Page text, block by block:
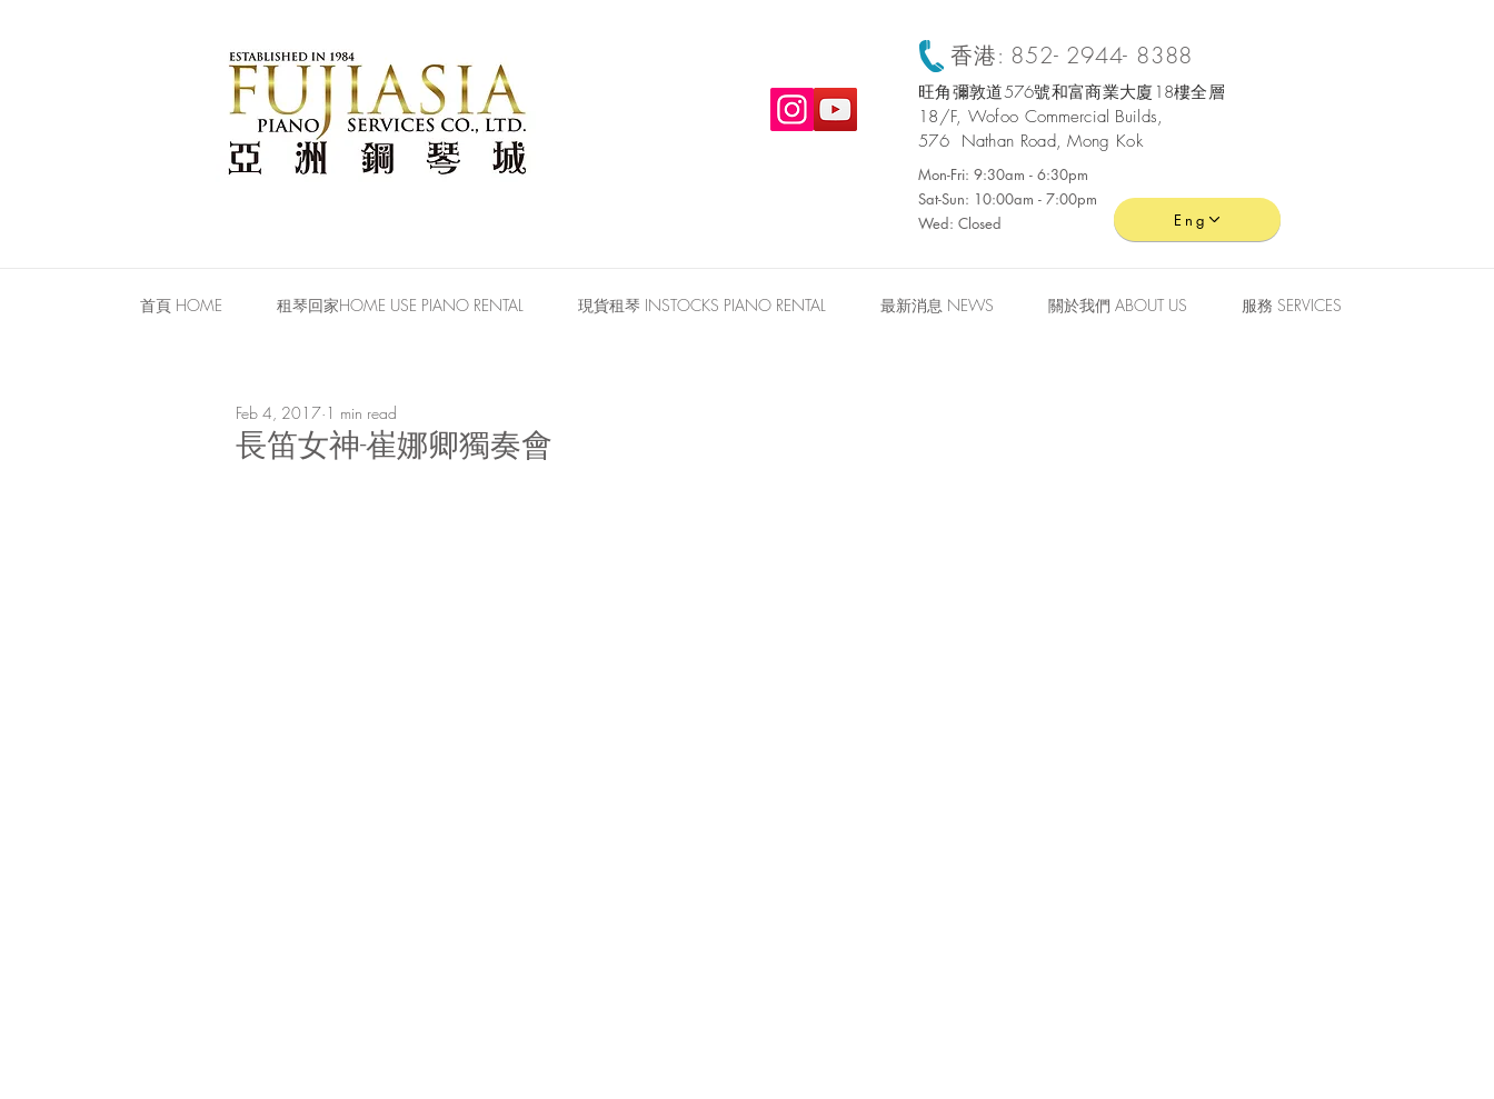
香港: 852- 2944- 8388
旺角彌敦道576號和富商業大廈18樓全層
​18/F, Wofoo Commercial Builds,
576 Nathan Road, Mong Kok
Mon-Fri: 9:30am - 6:30pm
Sat-Sun: 10:00am - 7:00pm
Wed: Closed
Eng
首頁 HOME 租琴回家HOME USE PIANO RENTAL 現貨租琴 INSTOCKS PIANO RENTAL 最新消息 NEWS 關於我們 ABOUT US 服務 SERVICES
長笛女神-崔娜卿獨奏會
Feb 4, 2017 1 min read